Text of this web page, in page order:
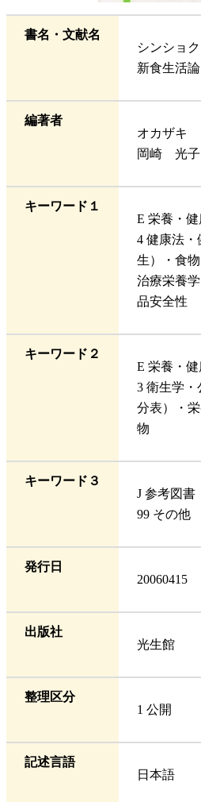
書名・文献名
シンショ
新食生活論
編著者
オカザキ
岡崎 光子
キーワード１
E 栄養・
4 健康法
生）・食
治療栄養
品安全性
キーワード２
E 栄養・
3 衛生学
分表）・
物
キーワード３
J 参考図書
99 その他
発行日
20060415
出版社
光生館
整理区分
1 公開
記述言語
日本語